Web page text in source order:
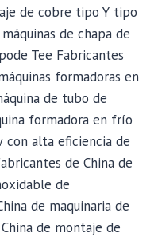
de cobre tipo Y tipo
de chapa de
Tee Fabricantes
formadoras en
de tubo de
formadora en frío
con alta eficiencia de
de China de
de
de maquinaria de
de montaje de